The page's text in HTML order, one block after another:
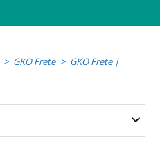
GKO Frete
GKO Frete |